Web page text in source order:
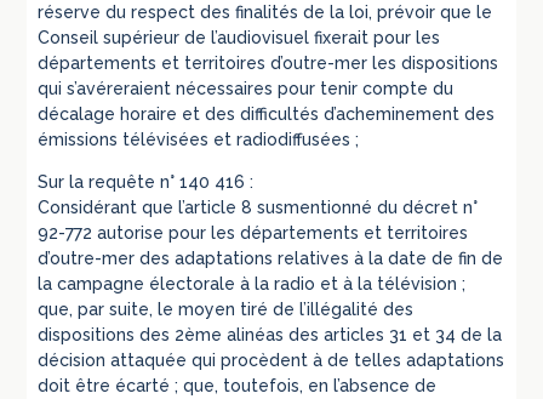
réserve du respect des finalités de la loi, prévoir que le
Conseil supérieur de l’audiovisuel fixerait pour les
départements et territoires d’outre-mer les dispositions
qui s’avéreraient nécessaires pour tenir compte du
décalage horaire et des difficultés d’acheminement des
émissions télévisées et radiodiffusées ;
Sur la requête n° 140 416 :
Considérant que l’article 8 susmentionné du décret n°
92-772 autorise pour les départements et territoires
d’outre-mer des adaptations relatives à la date de fin de
la campagne électorale à la radio et à la télévision ;
que, par suite, le moyen tiré de l’illégalité des
dispositions des 2ème alinéas des articles 31 et 34 de la
décision attaquée qui procèdent à de telles adaptations
doit être écarté ; que, toutefois, en l’absence de